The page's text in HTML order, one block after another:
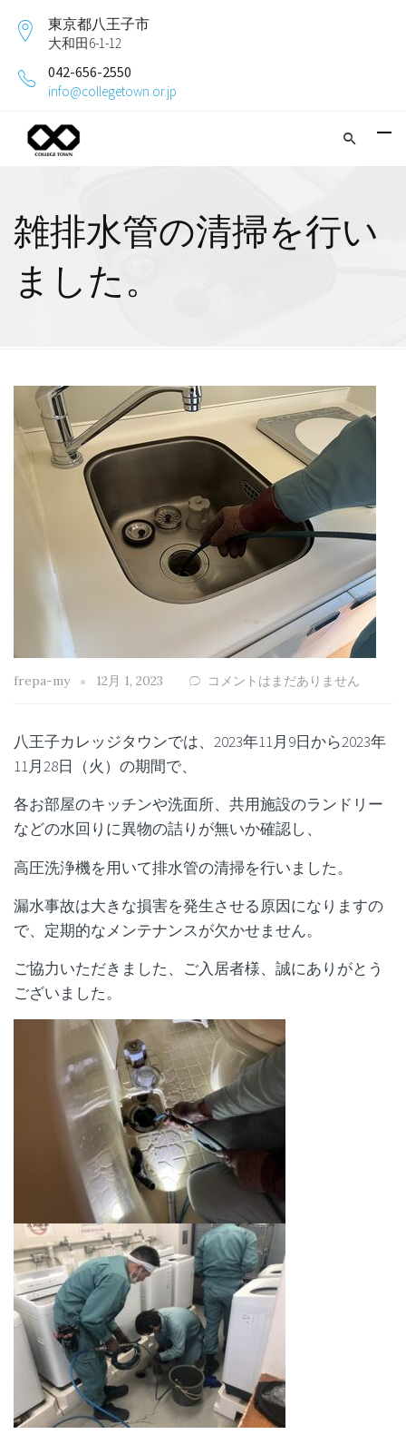
東京都八王子市
大和田6-1-12
042-656-2550
info@collegetown.or.jp
雑排水管の清掃を行い
ました。
frepa-my 12月 1, 2023 コメントはまだありません
八王子カレッジタウンでは、2023年11月9日から2023年
11月28日（火）の期間で、
各お部屋のキッチンや洗面所、共用施設のランドリー
などの水回りに異物の詰りが無いか確認し、
高圧洗浄機を用いて排水管の清掃を行いました。
漏水事故は大きな損害を発生させる原因になりますの
で、定期的なメンテナンスが欠かせません。
ご協力いただきました、ご入居者様、誠にありがとう
ございました。